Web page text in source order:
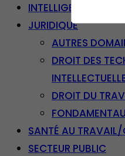
INTELLIGENCE
JURIDIQUE
AUTRES
DROIT DES
DROIT DU
SANTÉ AU
SECTEUR PUBLIC